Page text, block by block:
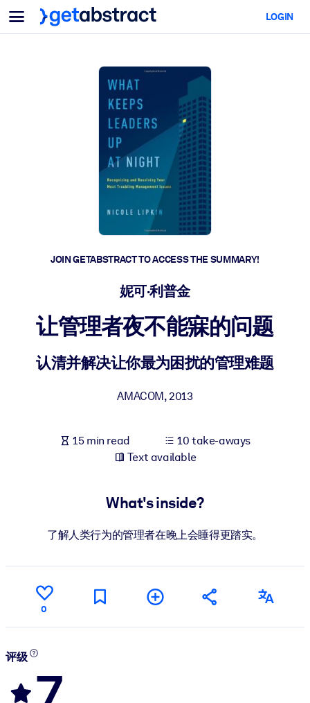
Menu
For Teams & Leaders
Equip your employees with critical AI skills.
Leadership Development
Prepare your leaders for the next era of work.
Collaborative Learning
Make it easy for teams to learn together, solve real problems, and
Build a healthier, more resilient workforce.
For LMS/LXP
Enrich your corporate library with trusted, ready-to-use business
Fuel your AI systems with reliable, structured knowledge to
For AI Systems
LOGIN
JOIN GETABSTRACT TO ACCESS THE SUMMARY!
妮可·利普金
让管理者夜不能寐的问题
认清并解决让你最为困扰的管理难题
AMACOM,2013
15 min read
10 take-aways
Text available
What's inside?
了解人类行为的管理者在晚上会睡得更踏实。
0
评级